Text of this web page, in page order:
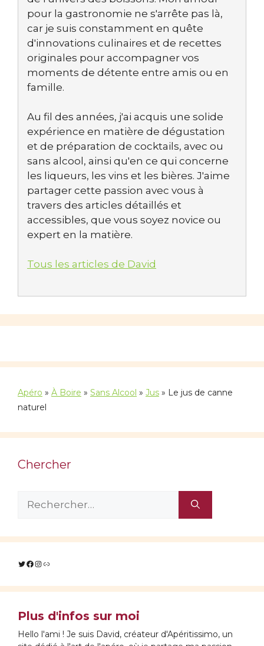
pour la gastronomie ne s'arrête pas là,
car je suis constamment en quête
d'innovations culinaires et de recettes
originales pour accompagner vos
moments de détente entre amis ou en
famille.
Au fil des années, j'ai acquis une solide
expérience en matière de dégustation
et de préparation de cocktails, avec ou
sans alcool, ainsi qu'en ce qui concerne
les liqueurs, les vins et les bières. J'aime
partager cette passion avec vous à
travers des articles détaillés et
accessibles, que vous soyez novice ou
expert en la matière.
Tous les articles de David
Apéro » À Boire » Sans Alcool » Jus » Le jus de canne
naturel
Chercher
Twitter
Facebook
Instagram
Lien
Plus d'infos sur moi
Hello l'ami ! Je suis David, créateur d'Apéritissimo, un